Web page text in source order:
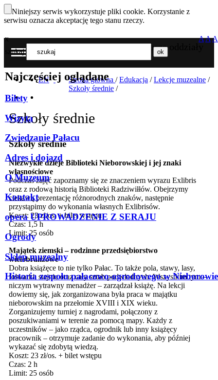
Niniejszy serwis wykorzystuje pliki cookie. Korzystanie z
serwisu oznacza akceptację tego stanu rzeczy.
Nasze oddziały
MENU
x
szukaj
Najczęściej oglądane
Bilety
Wizyta
Zwiedzanie Pałacu
Adres i dojazd
O Muzeum
Kontakt
opera UPROWADZENIE Z SERAJU
Ogrody
Sklep muzealny
Historia zespołu pałacowo-ogrodowego w Nieborowie
AAA
EN Strona główna / Edukacja /Lekcje muzealne /
Szkoły średnie /
Szkoły średnie
Szkoły średnie
Niezwykłe dzieje Biblioteki Nieborowskiej i jej znaki
własnościowe
Podczas zajęć zapoznamy się ze znaczeniem wyrazu Exlibris
oraz z rodową historią Biblioteki Radziwiłłów. Obejrzymy
ciekawą prezentację różnorodnych znaków, następnie
przystąpimy do wykonania własnych Exlibrisów.
Koszt: 23 zł/os. + bilet wstępu
Czas: 1,5 h
Limit: 25 osób
Majątek ziemski – rodzinne przedsiębiorstwo
wielobranżowe
Dobra książęce to nie tylko Pałac. To także pola, stawy, lasy,
folwarki, stajnie oraz cały sztab podwładnych. Wszystkim tym –
niczym wytrawny menadżer – zarządzał książę. Na lekcji
dowiemy się, jak zorganizowana była praca w majątku
nieborowskim na przełomie XVIII i XIX wieku.
Zorganizujemy turniej z nagrodami, połączony z
poszukiwaniami w terenie za pomocą mapy. Każdy z
uczestników – jako rządca, ogrodnik lub inny książęcy
pracownik – otrzymuje zadanie do wykonania, aby później
wykazać się zdobytą wiedzą.
Koszt: 23 zł/os. + bilet wstępu
Czas: 2 h
Limit: 25 osób